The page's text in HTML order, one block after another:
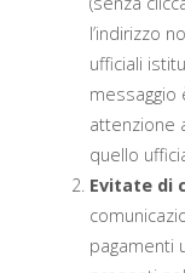
l’indirizzo
ufficiali
messaggio
attenzione
quello
Evitate di
pagamenti